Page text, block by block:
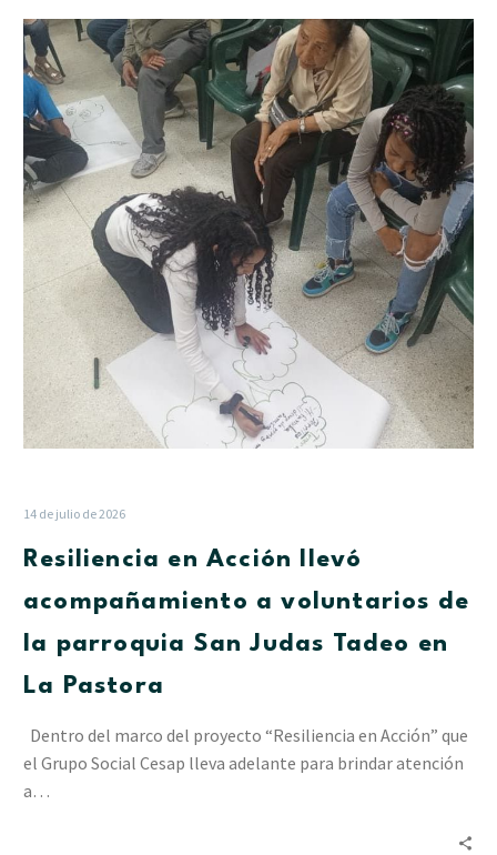
Resiliencia
en
Acción
llevó
acompañamiento
a
voluntarios
de
la
parroquia
San
Judas
Tadeo
en
La
Pastora
14 de julio de 2026
Resiliencia en Acción llevó
acompañamiento a voluntarios de
la parroquia San Judas Tadeo en
La Pastora
Dentro del marco del proyecto “Resiliencia en Acción” que
el Grupo Social Cesap lleva adelante para brindar atención
a…